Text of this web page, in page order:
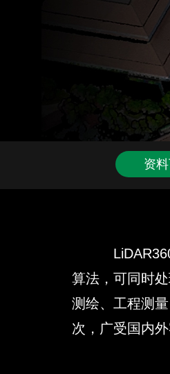
资
LiDAR360 是
算法，可同时
测绘、工程测
次，广受国内外